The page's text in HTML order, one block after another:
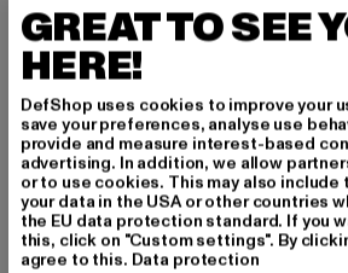
Art.Nr: ELFHD003-17571
Hersteller: DefShop GmbH |
Franklinstraße 12a-13 | 10587 Berlin |
GRÖSSE & PASSFORM
LIEFERUNG & RÜCKGABE
GREAT TO SEE
HERE!
DefShop uses cookies to improve your
save your preferences, analyse use
provide and measure interest-based
advertising. In addition, we allow
or to use cookies. This may also
your data in the USA or other countries
the EU data protection standard. If you
this, click on "Custom settings". By
agree to this. Data protection